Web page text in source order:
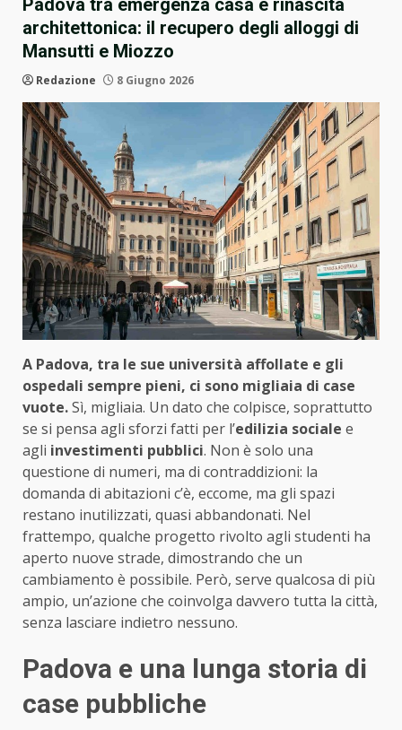
Padova tra emergenza casa e rinascita
architettonica: il recupero degli alloggi di
Mansutti e Miozzo
Redazione 8 Giugno 2026
A Padova, tra le sue università affollate e gli
ospedali sempre pieni, ci sono migliaia di case
vuote.Sì, migliaia. Un dato che colpisce, soprattutto
se si pensa agli sforzi fatti per l’edilizia sociale e
agli investimenti pubblici. Non è solo una
questione di numeri, ma di contraddizioni: la
domanda di abitazioni c’è, eccome, ma gli spazi
restano inutilizzati, quasi abbandonati. Nel
frattempo, qualche progetto rivolto agli studenti ha
aperto nuove strade, dimostrando che un
cambiamento è possibile. Però, serve qualcosa di più
ampio, un’azione che coinvolga davvero tutta la città,
senza lasciare indietro nessuno.
Padova e una lunga storia di
case pubbliche